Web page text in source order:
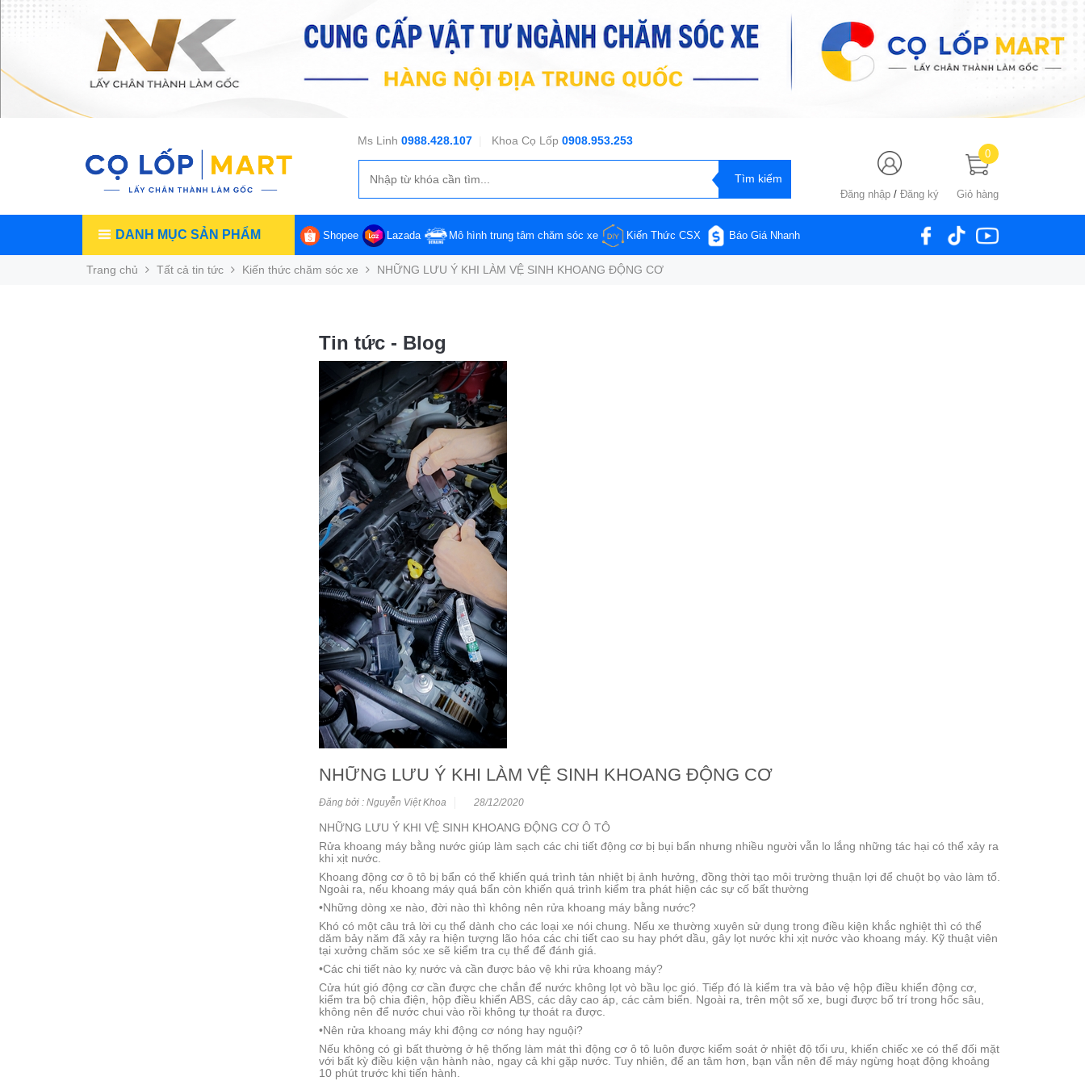
Ms Linh 0988.428.107| Khoa Cọ Lốp 0908.953.253
Đăng nhập / Đăng ký Giỏ hàng
0
DANH MỤC SẢN PHẨM Shopee Lazada Mô hình trung tâm chăm sóc xe Kiến Thức CSX Báo Giá Nhanh
Trang chủ Tất cả tin tức Kiến thức chăm sóc xe NHỮNG LƯU Ý KHI LÀM VỆ SINH KHOANG ĐỘNG CƠ
Tin tức - Blog
NHỮNG LƯU Ý KHI LÀM VỆ SINH KHOANG ĐỘNG CƠ
Đăng bởi : Nguyễn Việt Khoa 28/12/2020
NHỮNG LƯU Ý KHI VỆ SINH KHOANG ĐỘNG CƠ Ô TÔ
Rửa khoang máy bằng nước giúp làm sạch các chi tiết động cơ bị bụi bẩn nhưng nhiều người vẫn lo lắng những tác hại có thể xảy ra
khi xịt nước.
Khoang động cơ ô tô bị bẩn có thể khiến quá trình tản nhiệt bị ảnh hưởng, đồng thời tạo môi trường thuận lợi để chuột bọ vào làm tổ.
Ngoài ra, nếu khoang máy quá bẩn còn khiến quá trình kiểm tra phát hiện các sự cố bất thường
•Những dòng xe nào, đời nào thì không nên rửa khoang máy bằng nước?
Khó có một câu trả lời cụ thể dành cho các loại xe nói chung. Nếu xe thường xuyên sử dụng trong điều kiện khắc nghiệt thì có thể
dăm bảy năm đã xảy ra hiện tượng lão hóa các chi tiết cao su hay phớt dầu, gây lọt nước khi xịt nước vào khoang máy. Kỹ thuật viên
tại xưởng chăm sóc xe sẽ kiểm tra cụ thể để đánh giá.
•Các chi tiết nào kỵ nước và cần được bảo vệ khi rửa khoang máy?
Cửa hút gió động cơ cần được che chắn để nước không lọt vò bầu lọc gió. Tiếp đó là kiểm tra và bảo vệ hộp điều khiển động cơ,
kiểm tra bộ chia điện, hộp điều khiển ABS, các dây cao áp, các cảm biến. Ngoài ra, trên một số xe, bugi được bố trí trong hốc sâu,
không nên để nước chui vào rồi không tự thoát ra được.
•Nên rửa khoang máy khi động cơ nóng hay nguội?
Nếu không có gì bất thường ở hệ thống làm mát thì động cơ ô tô luôn được kiểm soát ở nhiệt độ tối ưu, khiến chiếc xe có thể đối mặt
với bất kỳ điều kiện vận hành nào, ngay cả khi gặp nước. Tuy nhiên, để an tâm hơn, bạn vẫn nên để máy ngừng hoạt động khoảng
10 phút trước khi tiến hành.